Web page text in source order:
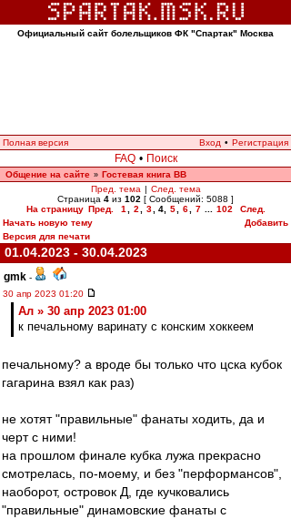
Официальный сайт болельщиков ФК "Спартак" Москва
Полная версия Вход • Регистрация
FAQ • Поиск
Общение на сайте » Гостевая книга ВВ
Пред. тема | След. тема
Страница 4 из 102 [ Сообщений: 5088 ]
На страницу Пред. 1 2 3 4, 5 6 7 102
След.
Начать новую тему
Добавить
Версия для печати
01.04.2023 - 30.04.2023
gmk -
30 апр 2023 01:20
Ал » 30 апр 2023 01:00
к печальному варинату с конским хоккеем
печальному? а вроде бы только что цска кубок
гагарина взял как раз)
не хотят "правильные" фанаты ходить, да и
черт с ними!
на прошлом финале кубка лужа прекрасно
смотрелась, по-моему, и без "перформансов",
наоборот, островок Д, где кучковались
"правильные" динамовские фанаты с